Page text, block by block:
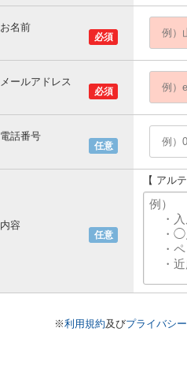
必須
お名前
必須
メールアドレス
任意
電話番号
任意
内容
【 アル
※利用規約及びプライバシ